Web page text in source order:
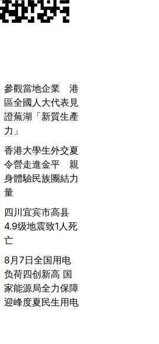
參觀當地企業 港
區全國人大代表見
證蕪湖「新質生產
力」
香港大學生外交夏
令營走進金平 親
身體驗民族團結力
量
四川宜宾市高县
4.9级地震致1人死
亡
8月7日全国用电
负荷四创新高 国
家能源局全力保障
迎峰度夏民生用电